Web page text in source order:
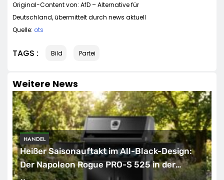
Original-Content von: AfD – Alternative für
Deutschland, übermittelt durch news aktuell
Quelle: ots
TAGS : Bild Partei
Weitere News
HANDEL
Heißer Saisonauftakt im All-Black-Design:
Der Napoleon Rogue PRO-S 525 in der